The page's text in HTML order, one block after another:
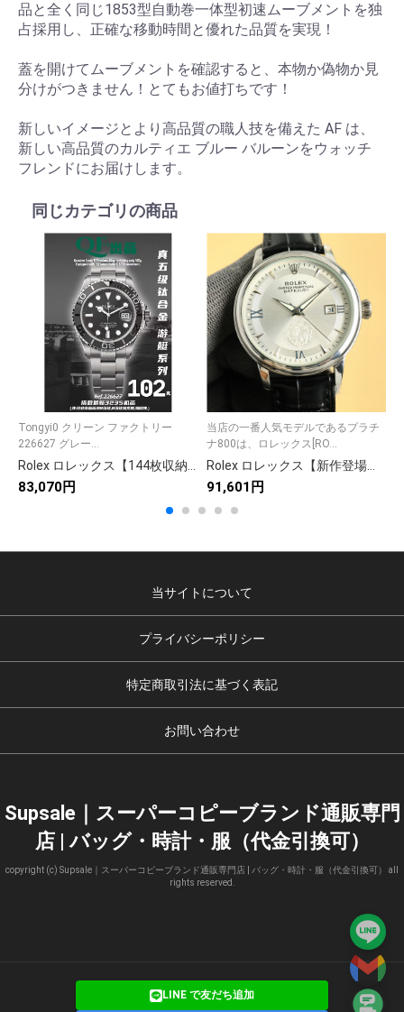
品と全く同じ1853型自動巻一体型初速ムーブメントを独
占採用し、正確な移動時間と優れた品質を実現！
蓋を開けてムーブメントを確認すると、本物か偽物か見
分けがつきません！とてもお値打ちです！
新しいイメージとより高品質の職人技を備えた AF は、
新しい高品質のカルティエ ブルー バルーンをウォッチ
フレンドにお届けします。
同じカテゴリの商品
Tongyi0 クリーン ファクトリー
226627 グレー...
83,070円
当店の一番人気モデルであるプラチ
ナ800は、ロレックス[RO...
91,601円
当サイトについて
プライバシーポリシー
特定商取引法に基づく表記
お問い合わせ
Supsale｜スーパーコピーブランド通販専門
店 | バッグ・時計・服（代金引換可）
copyright (c) Supsale｜スーパーコピーブランド通販専門店 | バッグ・時計・服（代金引換可） all
rights reserved.
LINE で友だち追加